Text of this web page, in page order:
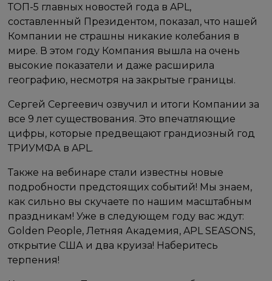
ТОП-5 главных новостей года в APL,
составленный Президентом, показал, что нашей
Компании не страшны никакие колебания в
мире. В этом году Компания вышла на очень
высокие показатели и даже расширила
географию, несмотря на закрытые границы.
Сергей Сергеевич озвучил и итоги Компании за
все 9 лет существования. Это впечатляющие
цифры, которые предвещают грандиозный год
ТРИУМФА в APL.
Также на вебинаре стали известны новые
подробности предстоящих событий! Мы знаем,
как сильно вы скучаете по нашим масштабным
праздникам! Уже в следующем году вас ждут:
Golden People, Летняя Академия, APL SEASONS,
открытие США и два круиза! Наберитесь
терпения!